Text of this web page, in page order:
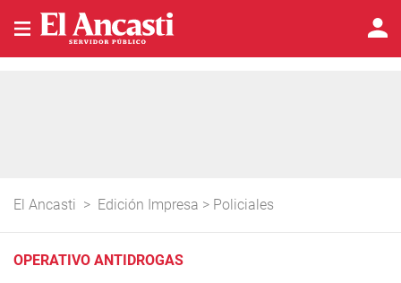
El Ancasti > Edición Impresa > Policiales
OPERATIVO ANTIDROGAS